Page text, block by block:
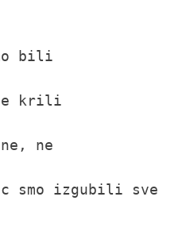
smo izgubili sve